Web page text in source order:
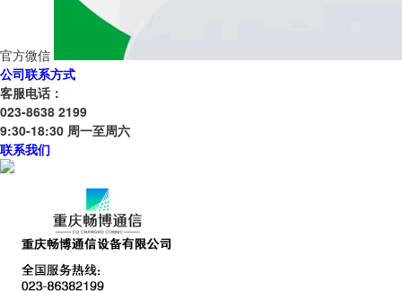
官方微信
公司联系方式
客服电话：
023-8638 2199
9:30-18:30 周一至周六
联系我们